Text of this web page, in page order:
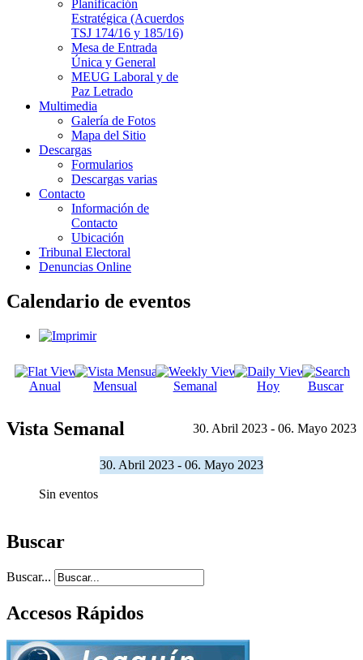
Planificación
Estratégica (Acuerdos
TSJ 174/16 y 185/16)
Mesa de Entrada
Única y General
MEUG Laboral y de
Paz Letrado
Multimedia
Galería de Fotos
Mapa del Sitio
Descargas
Formularios
Descargas varias
Contacto
Información de
Contacto
Ubicación
Tribunal Electoral
Denuncias Online
Calendario de eventos
Anual Mensual Semanal Hoy Buscar
Vista Semanal 30. Abril 2023 - 06. Mayo 2023
30. Abril 2023 - 06. Mayo 2023
Sin eventos
Buscar
Buscar...
Accesos Rápidos